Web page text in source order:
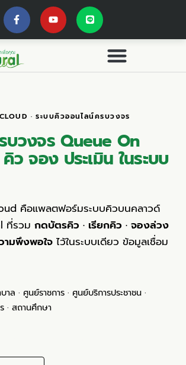
· ระบบคิวออนไลน์ครบวงจร
บวงจร Queue On
ว จอง ประเมิน ในระบบ
คือแพลตฟอร์มระบบคิวบนคลาวด์
ที่รวม กดบัตรคิว · เรียกคิว · จองล่วง
ามพึงพอใจ ไว้ในระบบเดียว ข้อมูลเชื่อม
าล · ศูนย์ราชการ · ศูนย์บริการประชาชน ·
· สถานศึกษา